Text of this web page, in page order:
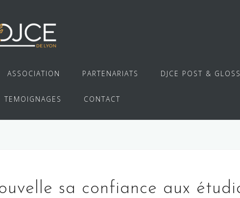
ASSOCIATION PARTENARIATS DJCE POST &
TEMOIGNAGES CONTACT
sa confiance aux